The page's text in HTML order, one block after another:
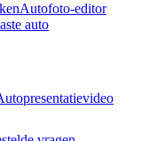
Autofoto-editor
auto